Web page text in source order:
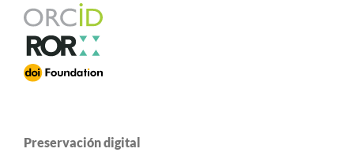
Preservación digital